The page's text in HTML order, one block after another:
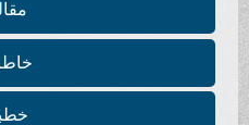
مقالة
خاطرة
خطبة